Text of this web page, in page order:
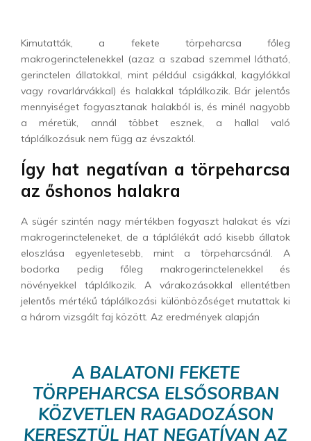
Kimutatták, a fekete törpeharcsa főleg
makrogerinctelenekkel (azaz a szabad szemmel látható,
gerinctelen állatokkal, mint például csigákkal, kagylókkal
vagy rovarlárvákkal) és halakkal táplálkozik. Bár jelentős
mennyiséget fogyasztanak halakból is, és minél nagyobb
a méretük, annál többet esznek, a hallal való
táplálkozásuk nem függ az évszaktól.
Így hat negatívan a törpeharcsa
az őshonos halakra
A sügér szintén nagy mértékben fogyaszt halakat és vízi
makrogerincteleneket, de a táplálékát adó kisebb állatok
eloszlása egyenletesebb, mint a törpeharcsánál. A
bodorka pedig főleg makrogerinctelenekkel és
növényekkel táplálkozik. A várakozásokkal ellentétben
jelentős mértékű táplálkozási különbözőséget mutattak ki
a három vizsgált faj között. Az eredmények alapján
A BALATONI FEKETE
TÖRPEHARCSA ELSŐSORBAN
KÖZVETLEN RAGADOZÁSON
KERESZTÜL HAT NEGATÍVAN AZ